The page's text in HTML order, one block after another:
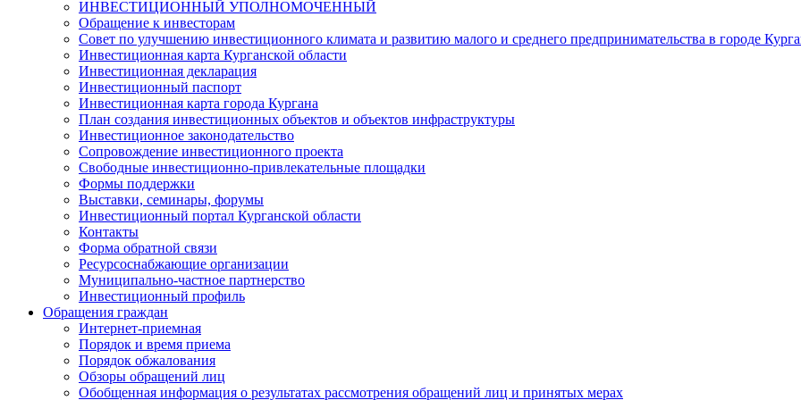
ИНВЕСТИЦИОННЫЙ УПОЛНОМОЧЕННЫЙ
Обращение к инвесторам
Совет по улучшению инвестиционного климата и развитию малого и среднего предпринимательства в городе
Инвестиционная карта Курганской области
Инвестиционная декларация
Инвестиционный паспорт
Инвестиционная карта города Кургана
План создания инвестиционных объектов и объектов инфраструктуры
Инвестиционное законодательство
Сопровождение инвестиционного проекта
Свободные инвестиционно-привлекательные площадки
Формы поддержки
Выставки, семинары, форумы
Инвестиционный портал Курганской области
Контакты
Форма обратной связи
Ресурсоснабжающие организации
Муниципально-частное партнерство
Инвестиционный профиль
Обращения граждан
Интернет-приемная
Порядок и время приема
Порядок обжалования
Обзоры обращений лиц
Обобщенная информация о результатах рассмотрения обращений лиц и принятых мерах